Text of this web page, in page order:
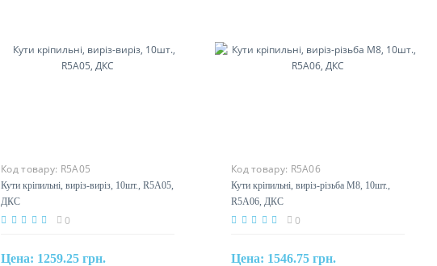
Код товару: R5A05
Кути кріпильні, виріз-виріз, 10шт., R5A05,
ДКС
0
Цена: 1259.25 грн.
Код товару: R5A06
Кути кріпильні, виріз-різьба М8, 10шт.,
R5A06, ДКС
0
Цена: 1546.75 грн.